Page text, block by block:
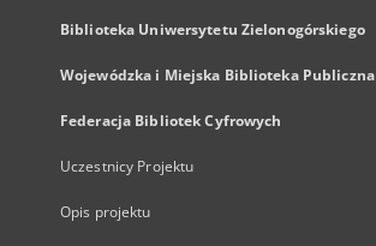
Biblioteka Uniwersytetu Zielonogórskiego
Wojewódzka i Miejska Biblioteka Publiczna
Federacja Bibliotek Cyfrowych
Uczestnicy Projektu
Opis projektu